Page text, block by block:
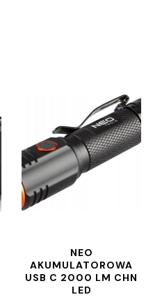
NEO
AKUMULATOROWA
USB C 2000 LM CHN
LED